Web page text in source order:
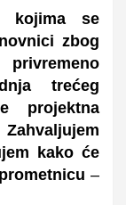
kojima se
zbog
trećeg
projektna
kako će
–